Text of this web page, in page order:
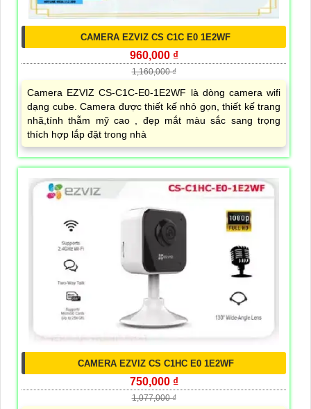
CAMERA EZVIZ CS C1C E0 1E2WF
960,000 ₫
1,160,000 ₫
Camera EZVIZ CS-C1C-E0-1E2WF là dòng camera wifi
dạng cube. Camera được thiết kế nhỏ gọn, thiết kế trang
nhã,tính thẫm mỹ cao , đẹp mắt màu sắc sang trọng
thích hợp lắp đặt trong nhà
CAMERA EZVIZ CS C1HC E0 1E2WF
750,000 ₫
1,077,000 ₫